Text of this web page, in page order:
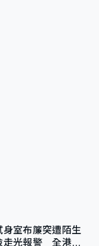
室布簾突遭陌生
走光報警 全港分